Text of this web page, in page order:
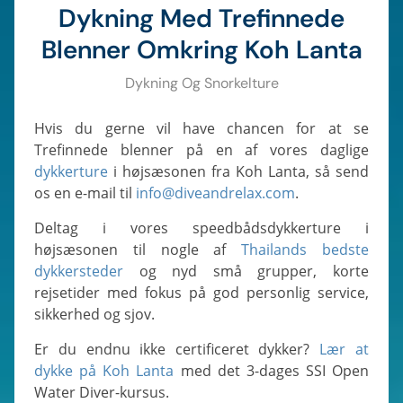
Dykning Med Trefinnede
Blenner Omkring Koh Lanta
Dykning Og Snorkelture
Hvis du gerne vil have chancen for at se
Trefinnede blenner på en af vores daglige
dykkerture i højsæsonen fra Koh Lanta, så send
os en e-mail til info@diveandrelax.com.
Deltag i vores speedbådsdykkerture i
højsæsonen til nogle afThailands bedste
dykkersteder og nyd små grupper, korte
rejsetider med fokus på god personlig service,
sikkerhed og sjov.
Er du endnu ikke certificeret dykker? Lær at
dykke på Koh Lanta med det 3-dages SSI Open
Water Diver-kursus.